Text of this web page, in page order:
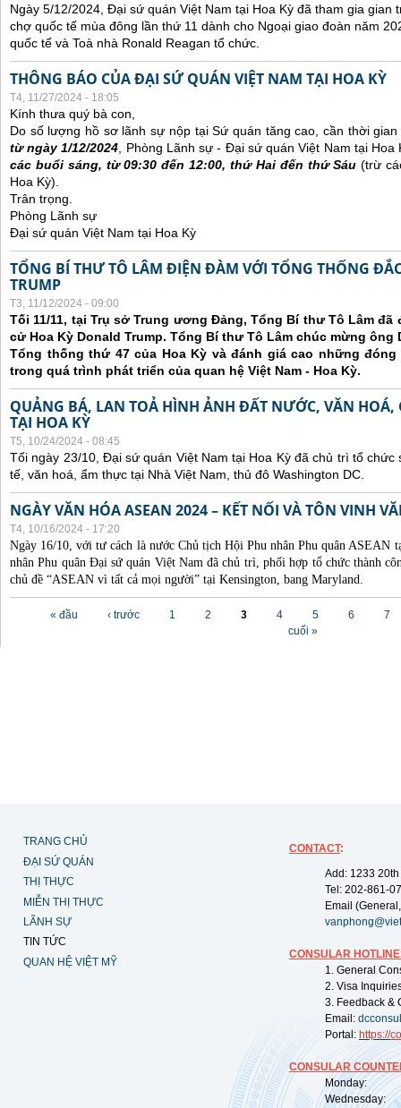
Ngày 5/12/2024, Đại sứ quán Việt Nam tại Hoa Kỳ đã tham gia gian
chợ quốc tế mùa đông lần thứ 11 dành cho Ngoại giao đoàn năm
quốc tế và Toà nhà Ronald Reagan tổ chức.
THÔNG BÁO CỦA ĐẠI SỨ QUÁN VIỆT NAM TẠI HOA KỲ
T4, 11/27/2024 - 18:05
Kính thưa quý bà con,
Do số lượng hồ sơ lãnh sự nộp tại Sứ quán tăng cao, cần thời
từ ngày 1/12/2024 , Phòng Lãnh sự - Đại sứ quán Việt Nam tại
các buổi sáng, từ 09:30 đến 12:00, thứ Hai đến thứ Sáu (trừ
Hoa Kỳ).
Trân trọng.
Phòng Lãnh sự
Đại sứ quán Việt Nam tại Hoa Kỳ
TỔNG BÍ THƯ TÔ LÂM ĐIỆN ĐÀM VỚI TỔNG THỐNG
TRUMP
T3, 11/12/2024 - 09:00
Tối 11/11, tại Trụ sở Trung ương Đảng, Tổng Bí thư Tô Lâm
cử Hoa Kỳ Donald Trump. Tổng Bí thư Tô Lâm chúc mừng ông
Tổng thống thứ 47 của Hoa Kỳ và đánh giá cao những
trong quá trình phát triển của quan hệ Việt Nam - Hoa Kỳ.
QUẢNG BÁ, LAN TOẢ HÌNH ẢNH ĐẤT NƯỚC, VĂN HOÁ,
TẠI HOA KỲ
T5, 10/24/2024 - 08:45
Tối ngày 23/10, Đại sứ quán Việt Nam tại Hoa Kỳ đã chủ trì tổ
tế, văn hoá, ẩm thực tại Nhà Việt Nam, thủ đô Washington DC.
NGÀY VĂN HÓA ASEAN 2024 – KẾT NỐI VÀ TÔN VINH
T4, 10/16/2024 - 17:20
Ngày 16/10, với tư cách là nước Chủ tịch Hội Phu nhân Phu quân ASEAN
nhân Phu quân Đại sứ quán Việt Nam đã chủ trì, phối hợp tổ chức thành
chủ đề “ASEAN vì tất cả mọi người” tại Kensington, bang Maryland.
« đầu ‹ trước 1 2 3 4 5 6
7
cuối »
TRANG CHỦ
ĐẠI SỨ QUÁN
THỊ THỰC
MIỄN THỊ THỰC
LÃNH SỰ
TIN TỨC
QUAN HỆ VIỆT MỸ
CONTACT:
Add: 1233
Tel: 202-861-
Email
CONSULAR
1. General
2. Visa
3. Feedback &
Email:
Portal: https://
CONSULAR
Monday:
Wednesday: